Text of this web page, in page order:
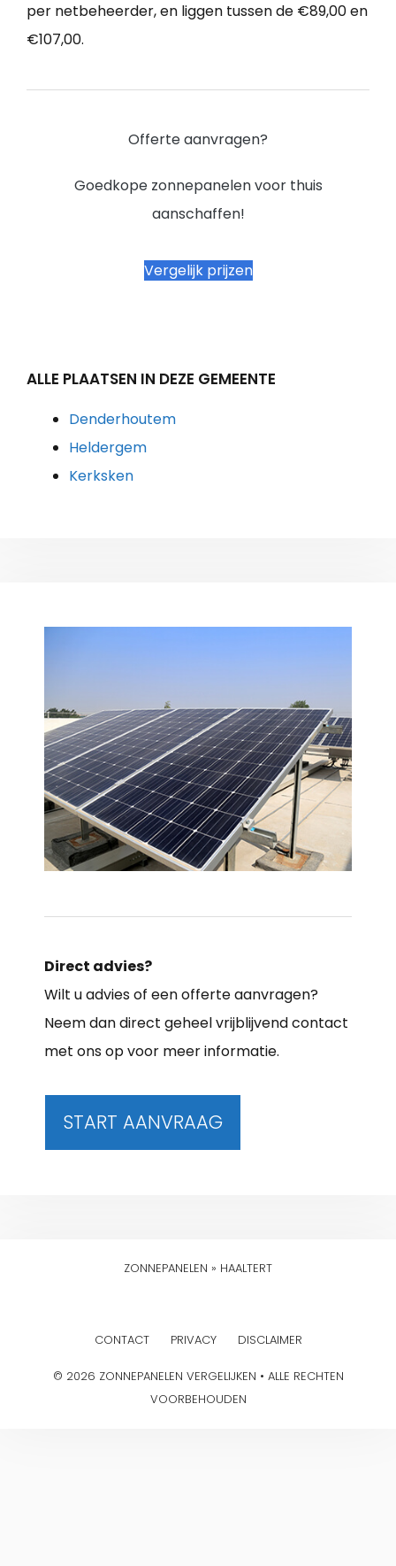
per netbeheerder, en liggen tussen de €89,00 en
€107,00.
Offerte aanvragen?
Goedkope zonnepanelen voor thuis
aanschaffen!
Vergelijk prijzen
ALLE PLAATSEN IN DEZE GEMEENTE
Denderhoutem
Heldergem
Kerksken
Direct advies?
Wilt u advies of een offerte aanvragen?
Neem dan direct geheel vrijblijvend contact
met ons op voor meer informatie.
START AANVRAAG
ZONNEPANELEN » HAALTERT
CONTACT PRIVACY DISCLAIMER
© 2026 ZONNEPANELEN VERGELIJKEN • ALLE RECHTEN
VOORBEHOUDEN